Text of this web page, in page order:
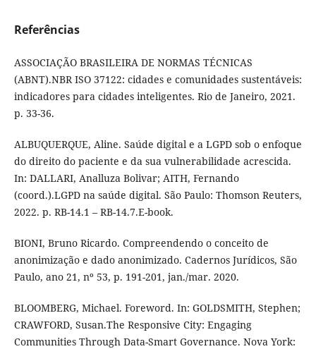
Referências
ASSOCIAÇÃO BRASILEIRA DE NORMAS TÉCNICAS
(ABNT).NBR ISO 37122: cidades e comunidades sustentáveis:
indicadores para cidades inteligentes. Rio de Janeiro, 2021.
p. 33-36.
ALBUQUERQUE, Aline. Saúde digital e a LGPD sob o enfoque
do direito do paciente e da sua vulnerabilidade acrescida.
In: DALLARI, Analluza Bolivar; AITH, Fernando
(coord.).LGPD na saúde digital. São Paulo: Thomson Reuters,
2022. p. RB-14.1 – RB-14.7.E-book.
BIONI, Bruno Ricardo. Compreendendo o conceito de
anonimização e dado anonimizado. Cadernos Jurídicos, São
Paulo, ano 21, nº 53, p. 191-201, jan./mar. 2020.
BLOOMBERG, Michael. Foreword. In: GOLDSMITH, Stephen;
CRAWFORD, Susan.The Responsive City: Engaging
Communities Through Data-Smart Governance. Nova York: